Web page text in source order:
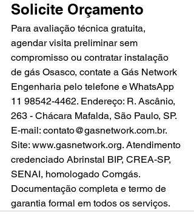
Solicite Orçamento
Para avaliação técnica gratuita,
agendar visita preliminar sem
compromisso ou contratar instalação
de gás Osasco, contate a Gás Network
Engenharia pelo telefone e WhatsApp
11 98542-4462. Endereço: R. Ascânio,
263 - Chácara Mafalda, São Paulo, SP.
E-mail: contato@gasnetwork.com.br.
Site: www.gasnetwork.org. Atendimento
credenciado Abrinstal BIP, CREA-SP,
SENAI, homologado Comgás.
Documentação completa e termo de
garantia formal em todos os serviços.